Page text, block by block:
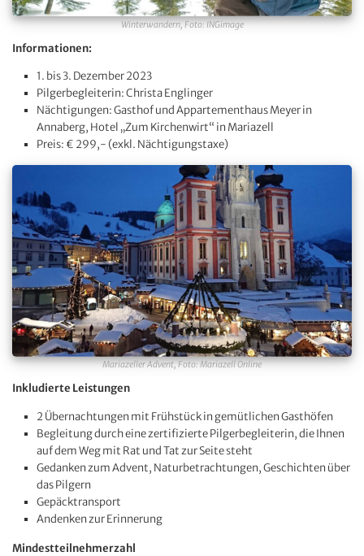
Winterwandern, Foto: INGimage
Informationen:
1. bis 3. Dezember 2023
Pilgerbegleiterin: Christa Englinger
Nächtigungen: Gasthof und Appartementhaus Meyer in
Annaberg, Hotel „Zum Kirchenwirt“ in Mariazell
Preis: € 299,- (exkl. Nächtigungstaxe)
Mariazeller Advent, Foto: Mariazell Online
Inkludierte Leistungen
2 Übernachtungen mit Frühstück in gemütlichen Gasthöfen
Begleitung durch eine zertifizierte Pilgerbegleiterin, die Ihnen
auf dem Weg mit Rat und Tat zur Seite steht
Gedanken zum Advent, Naturbetrachtungen, Geschichten über
das Pilgern
Gepäcktransport
Andenken zur Erinnerung
Mindestteilnehmerzahl